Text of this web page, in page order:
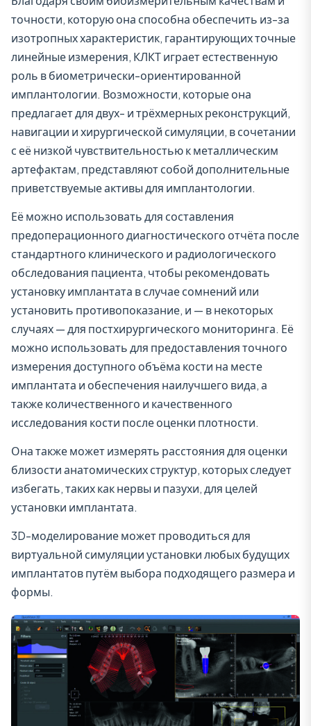
точности, которую она способна обеспечить из-за
изотропных характеристик, гарантирующих точные
линейные измерения, КЛКТ играет естественную
роль в биометрически-ориентированной
имплантологии. Возможности, которые она
предлагает для двух- и трёхмерных реконструкций,
навигации и хирургической симуляции, в сочетании
с её низкой чувствительностью к металлическим
артефактам, представляют собой дополнительные
приветствуемые активы для имплантологии.
Её можно использовать для составления
предоперационного диагностического отчёта после
стандартного клинического и радиологического
обследования пациента, чтобы рекомендовать
установку имплантата в случае сомнений или
установить противопоказание, и — в некоторых
случаях — для постхирургического мониторинга. Её
можно использовать для предоставления точного
измерения доступного объёма кости на месте
имплантата и обеспечения наилучшего вида, а
также количественного и качественного
исследования кости после оценки плотности.
Она также может измерять расстояния для оценки
близости анатомических структур, которых следует
избегать, таких как нервы и пазухи, для целей
установки имплантата.
3D-моделирование может проводиться для
виртуальной симуляции установки любых будущих
имплантатов путём выбора подходящего размера и
формы.